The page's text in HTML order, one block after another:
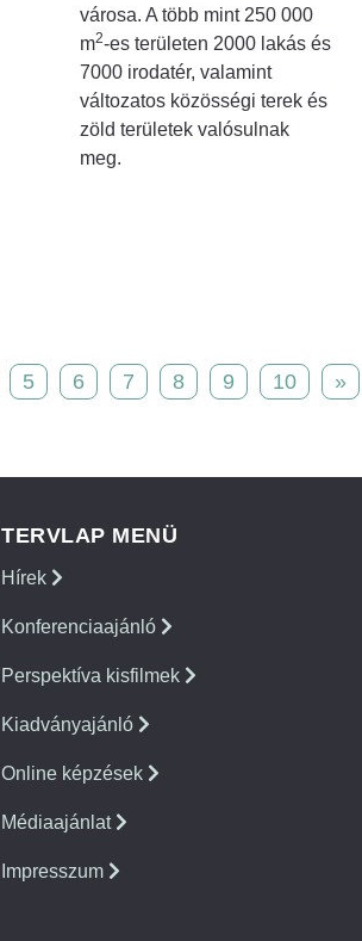
városa. A több mint 250 000
m2-es területen 2000 lakás és
7000 irodatér, valamint
változatos közösségi terek és
zöld területek valósulnak
meg.
5 6 7 8 9 10 »
TERVLAP MENÜ
Hírek
Konferenciaajánló
Perspektíva kisfilmek
Kiadványajánló
Online képzések
Médiaajánlat
Impresszum